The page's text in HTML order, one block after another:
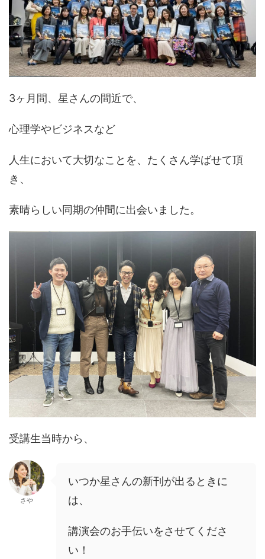
3ヶ月間、星さんの間近で、
心理学やビジネスなど
人生において大切なことを、たくさん学ばせて頂
き、
素晴らしい同期の仲間に出会いました。
受講生当時から、
さや
いつか星さんの新刊が出るときに
は、
講演会のお手伝いをさせてくださ
い！